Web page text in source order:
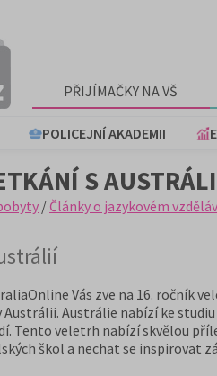
PŘIJÍMAČKY NA VŠ
POLICEJNÍ AKADEMII
S
/ Články o jazykovém
Vás zve na 16. ročník
Austrálii. Austrálie nabízí ke
Tento veletrh nabízí skvělou
škol a nechat se inspirovat